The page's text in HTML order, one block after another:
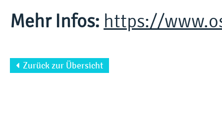
Mehr Infos: https://
Zurück zur Übersicht